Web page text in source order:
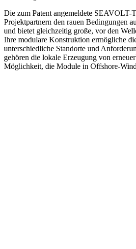
Die zum Patent angemeldete SEAVOLT-
Projektpartnern den rauen Bedingungen
und bietet gleichzeitig große, vor den
Ihre modulare Konstruktion ermögliche
unterschiedliche Standorte und
gehören die lokale Erzeugung von
Möglichkeit, die Module in Offshore-